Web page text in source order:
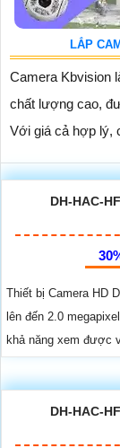
LẮP
Camera Kbvision
chất lượng cao,
Với giá cả hợp lý,
DH-HAC-
Thiết bị Camera HD
lên đến 2.0
khả năng xem được
DH-HAC-